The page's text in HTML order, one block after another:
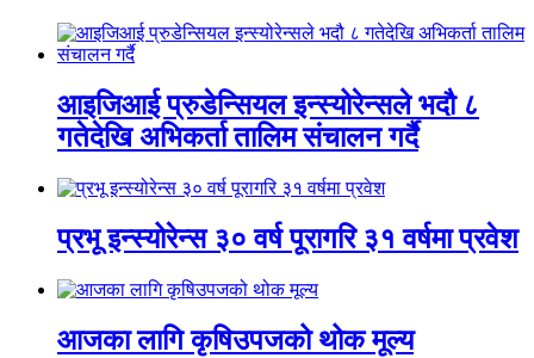
आइजिआई प्रुडेन्सियल इन्स्योरेन्सले भदौ ८
गतेदेखि अभिकर्ता तालिम संचालन गर्दै
प्रभू इन्स्योरेन्स ३० वर्ष पूरागरि ३१ वर्षमा प्रवेश
आजका लागि कृषिउपजको थोक मूल्य